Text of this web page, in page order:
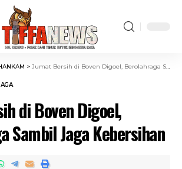
> Jumat Bersih di Boven Digoel, Berolahraga Sambil Jaga Kebersihan
di Boven Digoel,
Sambil Jaga Kebersihan